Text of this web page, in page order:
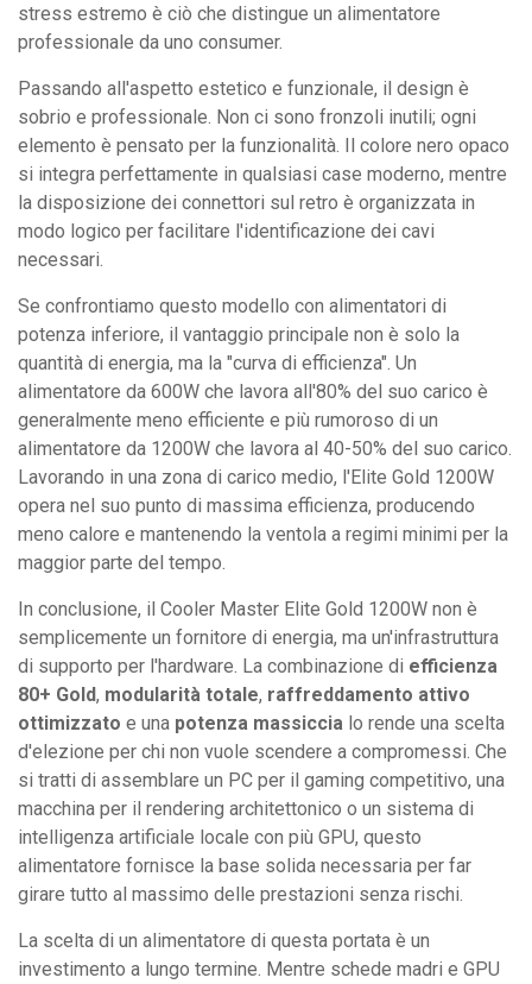
stress estremo è ciò che distingue un alimentatore
professionale da uno consumer.
Passando all'aspetto estetico e funzionale, il design è
sobrio e professionale. Non ci sono fronzoli inutili; ogni
elemento è pensato per la funzionalità. Il colore nero opaco
si integra perfettamente in qualsiasi case moderno, mentre
la disposizione dei connettori sul retro è organizzata in
modo logico per facilitare l'identificazione dei cavi
necessari.
Se confrontiamo questo modello con alimentatori di
potenza inferiore, il vantaggio principale non è solo la
quantità di energia, ma la "curva di efficienza". Un
alimentatore da 600W che lavora all'80% del suo carico è
generalmente meno efficiente e più rumoroso di un
alimentatore da 1200W che lavora al 40-50% del suo carico.
Lavorando in una zona di carico medio, l'Elite Gold 1200W
opera nel suo punto di massima efficienza, producendo
meno calore e mantenendo la ventola a regimi minimi per la
maggior parte del tempo.
In conclusione, il Cooler Master Elite Gold 1200W non è
semplicemente un fornitore di energia, ma un'infrastruttura
di supporto per l'hardware. La combinazione di efficienza
80+ Gold, modularità totale, raffreddamento attivo
ottimizzato e una potenza massiccia lo rende una scelta
d'elezione per chi non vuole scendere a compromessi. Che
si tratti di assemblare un PC per il gaming competitivo, una
macchina per il rendering architettonico o un sistema di
intelligenza artificiale locale con più GPU, questo
alimentatore fornisce la base solida necessaria per far
girare tutto al massimo delle prestazioni senza rischi.
La scelta di un alimentatore di questa portata è un
investimento a lungo termine. Mentre schede madri e GPU